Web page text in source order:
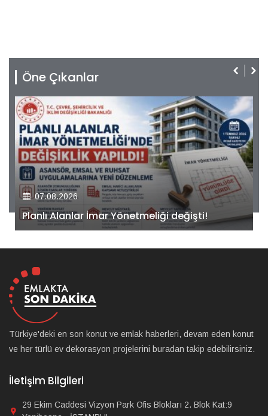
Öne Çıkanlar
07.08.2026
Kiler GYO’dan Pendik Dolayoba projesiyle ilgili
önemli adım!
Türkiye'deki en son konut ve emlak haberleri, devam eden konut
ve her türlü ev dekorasyon projelerini buradan takip edebilirsiniz.
İletişim Bilgileri
29 Ekim Caddesi Vizyon Park Ofis Blokları 2. Blok Kat:9